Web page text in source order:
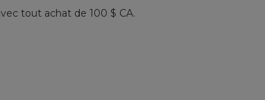
tout achat de 100 $ CA.